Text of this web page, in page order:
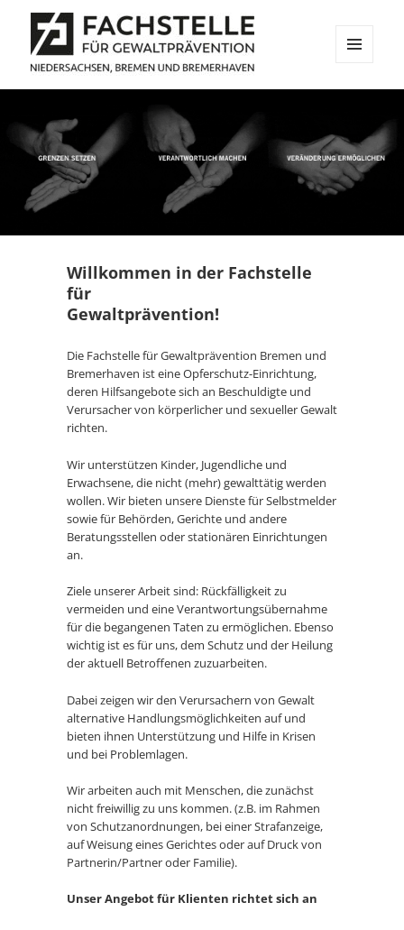
Niedersachsen, Bremen und
Bremerhaven
Willkommen in der Fachstelle
für
Gewaltprävention!
Die Fachstelle für Gewaltprävention Bremen und
Bremerhaven ist eine Opferschutz-Einrichtung,
deren Hilfsangebote sich an Beschuldigte und
Verursacher von körperlicher und sexueller Gewalt
richten.
Wir unterstützen Kinder, Jugendliche und
Erwachsene, die nicht (mehr) gewalttätig werden
wollen. Wir bieten unsere Dienste für Selbstmelder
sowie für Behörden, Gerichte und andere
Beratungsstellen oder stationären Einrichtungen
an.
Ziele unserer Arbeit sind: Rückfälligkeit zu
vermeiden und eine Verantwortungsübernahme
für die begangenen Taten zu ermöglichen. Ebenso
wichtig ist es für uns, dem Schutz und der Heilung
der aktuell Betroffenen zuzuarbeiten.
Dabei zeigen wir den Verursachern von Gewalt
alternative Handlungsmöglichkeiten auf und
bieten ihnen Unterstützung und Hilfe in Krisen
und bei Problemlagen.
Wir arbeiten auch mit Menschen, die zunächst
nicht freiwillig zu uns kommen. (z.B. im Rahmen
von Schutzanordnungen, bei einer Strafanzeige,
auf Weisung eines Gerichtes oder auf Druck von
Partnerin/Partner oder Familie).
Unser Angebot für Klienten richtet sich an